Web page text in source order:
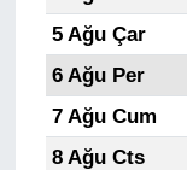
5 Ağu Çar
6 Ağu Per
7 Ağu Cum
8 Ağu Cts